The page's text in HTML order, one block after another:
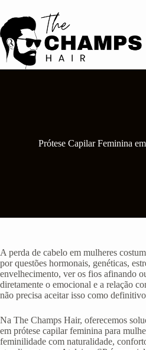
para
o
conteúdo
Prótese Capilar Feminina
A perda de cabelo em mulheres
por questões hormonais, genéticas,
envelhecimento, ver os fios afinando
diretamente o emocional e a relação
não precisa aceitar isso como
Na The Champs Hair, oferecemos
em prótese capilar feminina para
feminilidade com naturalidade,